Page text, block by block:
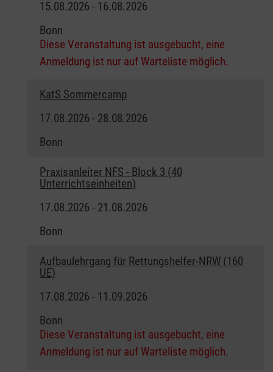
15.08.2026 - 16.08.2026
Bonn
Diese Veranstaltung ist ausgebucht, eine
Anmeldung ist nur auf Warteliste möglich.
KatS Sommercamp
17.08.2026 - 28.08.2026
Bonn
Praxisanleiter NFS - Block 3 (40
Unterrichtseinheiten)
17.08.2026 - 21.08.2026
Bonn
Aufbaulehrgang für Rettungshelfer-NRW (160
UE)
17.08.2026 - 11.09.2026
Bonn
Diese Veranstaltung ist ausgebucht, eine
Anmeldung ist nur auf Warteliste möglich.